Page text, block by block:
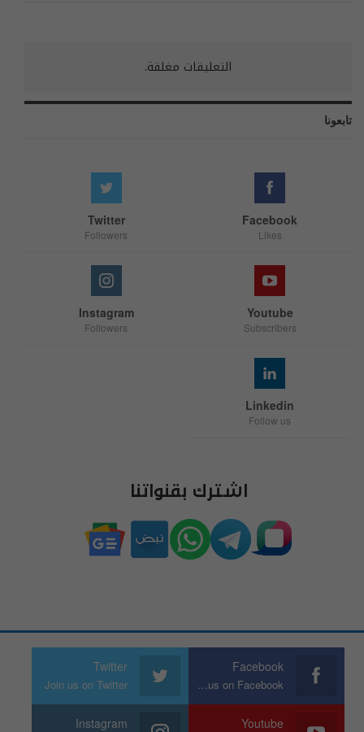
التعليقات مغلقة.
تابعونا
Facebook
Likes
Twitter
Followers
Youtube
Subscribers
Instagram
Followers
Linkedin
Follow us
اشترك بقنواتنا
Facebook
Join us on Facebook
Twitter
Join us on Twitter
Youtube
Instagram